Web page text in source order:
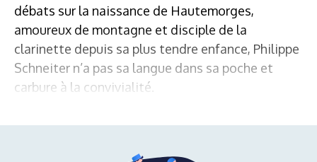
débats sur la naissance de Hautemorges,
amoureux de montagne et disciple de la
clarinette depuis sa plus tendre enfance, Philippe
Schneiter n’a pas sa langue dans sa poche et
carbure à la convivialité.